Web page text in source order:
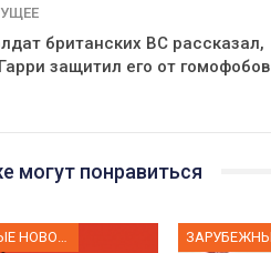
британских ВС рассказал,
защитил его от гомофобов
могут понравиться
ЗАРУБЕЖНЫЕ НОВОСТИ